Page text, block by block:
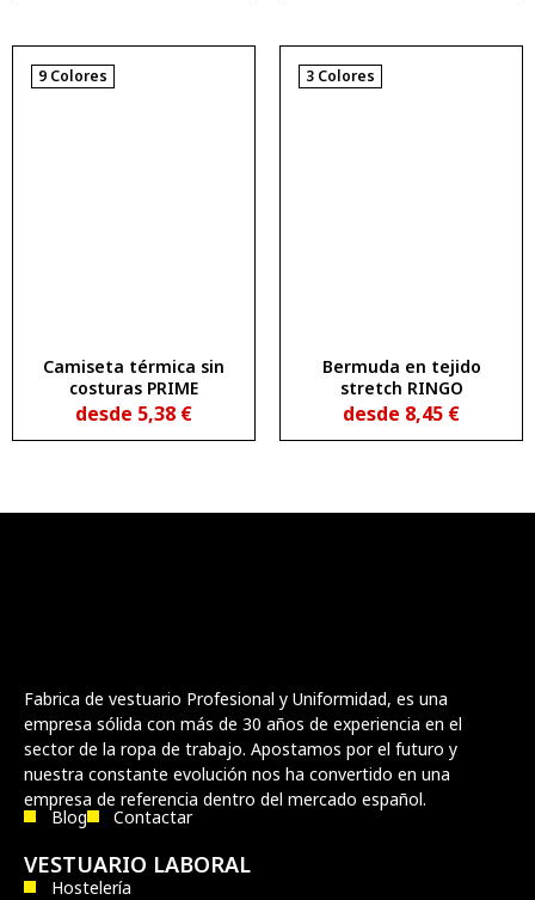
9 Colores
Camiseta térmica sin
costuras PRIME
desde 5,38 €
3 Colores
Bermuda en tejido
stretch RINGO
desde 8,45 €
Fabrica de vestuario Profesional y Uniformidad, es una
empresa sólida con más de 30 años de experiencia en el
sector de la ropa de trabajo. Apostamos por el futuro y
nuestra constante evolución nos ha convertido en una
empresa de referencia dentro del mercado español.
Blog Contactar
VESTUARIO LABORAL
Hostelería